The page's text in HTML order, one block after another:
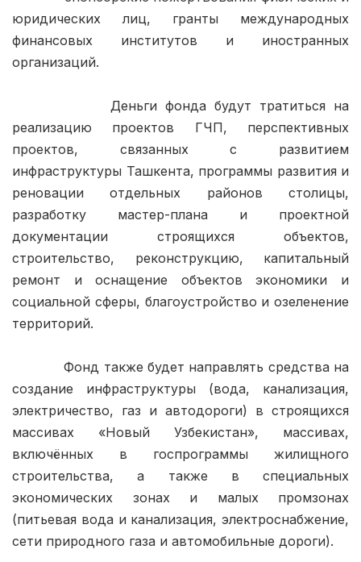
юридических лиц, гранты международных
финансовых институтов и иностранных
организаций.
реализацию проектов ГЧП, перспективных
проектов, связанных с развитием
инфраструктуры Ташкента, программы развития и
реновации отдельных районов столицы,
разработку мастер-плана и проектной
документации строящихся объектов,
строительство, реконструкцию, капитальный
ремонт и оснащение объектов экономики и
социальной сферы, благоустройство и озеленение
территорий.
            Фонд также будет направлять средства на
создание инфраструктуры (вода, канализация,
электричество, газ и автодороги) в строящихся
массивах «Новый Узбекистан», массивах,
включённых в госпрограммы жилищного
строительства, а также в специальных
экономических зонах и малых промзонах
(питьевая вода и канализация, электроснабжение,
сети природного газа и автомобильные дороги).